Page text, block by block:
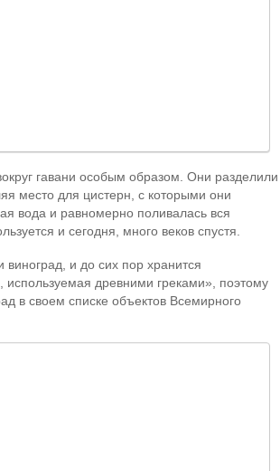
гавани особым образом. Они разделили
место для цистерн, с которыми они
вода и равномерно поливалась вся
и сегодня, много веков спустя.
и до сих пор хранится
используемая древними греками», поэтому
в своем списке объектов Всемирного